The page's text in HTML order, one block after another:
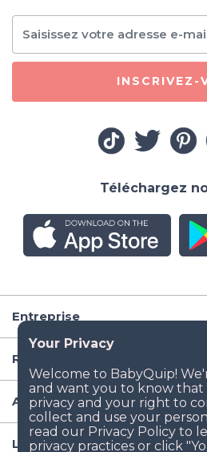
Entreprise
Ressources
Articles de puériculture
Lieux populaires de location
INSCRIVEZ-
Téléchargez